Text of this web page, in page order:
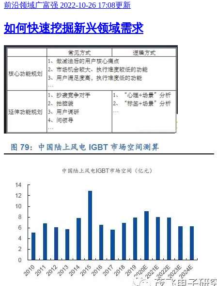
前沿领域广富强 2022-10-26 17:08更新
如何快速挖掘新兴领域需求